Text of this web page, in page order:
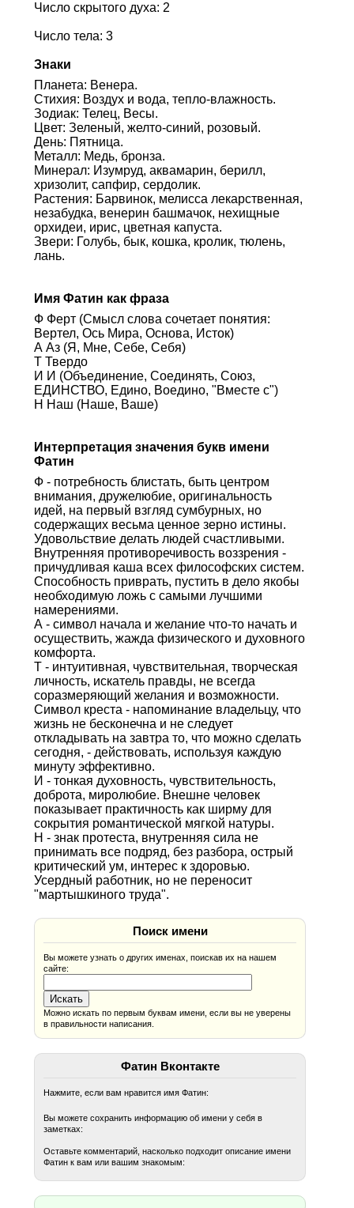
Число скрытого духа: 2
Число тела: 3
Знаки
Планета: Венера.
Стихия: Воздух и вода, тепло-влажность.
Зодиак: Телец, Весы.
Цвет: Зеленый, желто-синий, розовый.
День: Пятница.
Металл: Медь, бронза.
Минерал: Изумруд, аквамарин, берилл,
хризолит, сапфир, сердолик.
Растения: Барвинок, мелисса лекарственная,
незабудка, венерин башмачок, нехищные
орхидеи, ирис, цветная капуста.
Звери: Голубь, бык, кошка, кролик, тюлень,
лань.
Имя Фатин как фраза
Ф Ферт (Смысл слова сочетает понятия:
Вертел, Ось Мира, Основа, Исток)
А Аз (Я, Мне, Себе, Себя)
Т Твердо
И И (Объединение, Соединять, Союз,
ЕДИНСТВО, Едино, Воедино, "Вместе с")
Н Наш (Наше, Ваше)
Интерпретация значения букв имени
Фатин
Ф - потребность блистать, быть центром
внимания, дружелюбие, оригинальность
идей, на первый взгляд сумбурных, но
содержащих весьма ценное зерно истины.
Удовольствие делать людей счастливыми.
Внутренняя противоречивость воззрения -
причудливая каша всех философских систем.
Способность приврать, пустить в дело якобы
необходимую ложь с самыми лучшими
намерениями.
А - символ начала и желание что-то начать и
осуществить, жажда физического и духовного
комфорта.
Т - интуитивная, чувствительная, творческая
личность, искатель правды, не всегда
соразмеряющий желания и возможности.
Символ креста - напоминание владельцу, что
жизнь не бесконечна и не следует
откладывать на завтра то, что можно сделать
сегодня, - действовать, используя каждую
минуту эффективно.
И - тонкая духовность, чувствительность,
доброта, миролюбие. Внешне человек
показывает практичность как ширму для
сокрытия романтической мягкой натуры.
Н - знак протеста, внутренняя сила не
принимать все подряд, без разбора, острый
критический ум, интерес к здоровью.
Усердный работник, но не переносит
"мартышкиного труда".
Поиск имени
Вы можете узнать о других именах, поискав их на нашем
сайте:
Можно искать по первым буквам имени, если вы не уверены
в правильности написания.
Фатин Вконтакте
Нажмите, если вам нравится имя Фатин:
Вы можете сохранить информацию об имени у себя в
заметках:
Оставьте комментарий, насколько подходит описание имени
Фатин к вам или вашим знакомым: